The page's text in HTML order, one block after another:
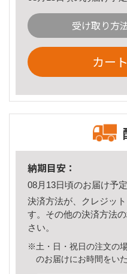
受け取り方
カー
納期目安：
08月13日頃のお届け予定
決済方法が、クレジッ
す。その他の決済方法
さい。
※土・日・祝日の注文の
のお届けにお時間をい